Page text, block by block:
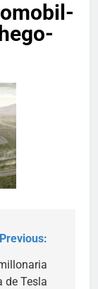
Previous:
de Tesla